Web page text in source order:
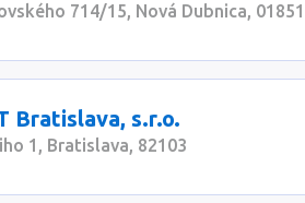
714/15, Nová Dubnica, 01851
Bratislava, s.r.o.
1, Bratislava, 82103